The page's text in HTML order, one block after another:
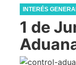
INTERÉS
1 de